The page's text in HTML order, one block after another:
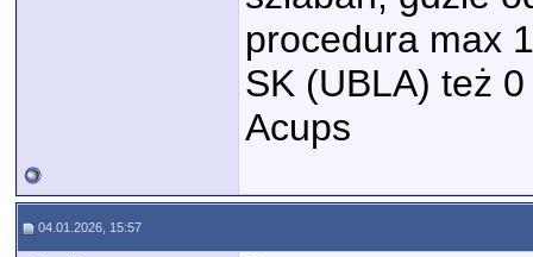
procedura max
SK (UBLA) też
Acups
04.01.2026, 15:57